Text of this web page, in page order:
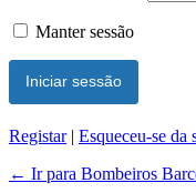
Manter sessão
Registar| Esqueceu-se da
← Ir para Bombeiros